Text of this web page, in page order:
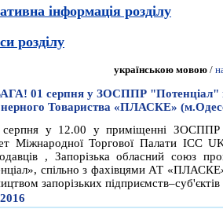
інформація розділу
розділу
українською мовою /
01 серпня у ЗОСППР "Потенціал"
Товариства «ПЛАСКЕ»
у 12.00 у приміщенні ЗОСППР
Міжнародної Торгової Палати ICC
, Запорізька обласний союз
спільно з фахівцями АТ
запорізьких